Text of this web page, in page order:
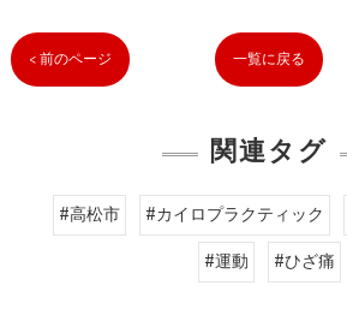
< 前のページ 一覧に戻る
関連タグ
#高松市 #カイロプラクティック
#運動
#ひざ痛